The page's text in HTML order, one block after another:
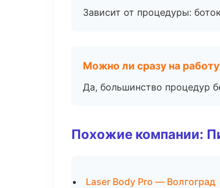
Зависит от процедуры:
Можно ли сразу на
Да, большинство процедур
Похожие компании:
Laser Body Pro — Волгоград